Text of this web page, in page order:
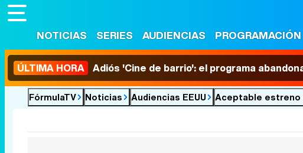
NOTICIAS SERIES AUDIENCIAS PROGRAMACIÓN
ÚLTIMA HORA Adiós 'Cine de barrio': el programa
FórmulaTV Noticias Audiencias EEUU Aceptable estreno